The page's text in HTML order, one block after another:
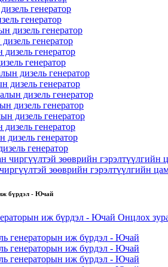
генератор
генератор
генератор
дизель генератор
дизель генератор
генератор
генератор
зөөврийн гэрэлтүүлгийн
бүрдэл - Ючай